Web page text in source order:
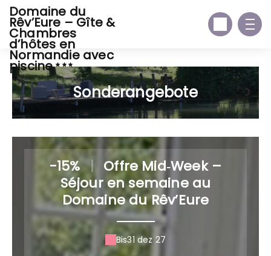
Domaine du
Rêv’Eure – Gîte &
Chambres
d’hôtes en
Normandie avec
piscine
Sonderangebote
-15% | Offre Mid‑Week –
Séjour en semaine au
Domaine du Rêv’Eure
Bis31 dez 27